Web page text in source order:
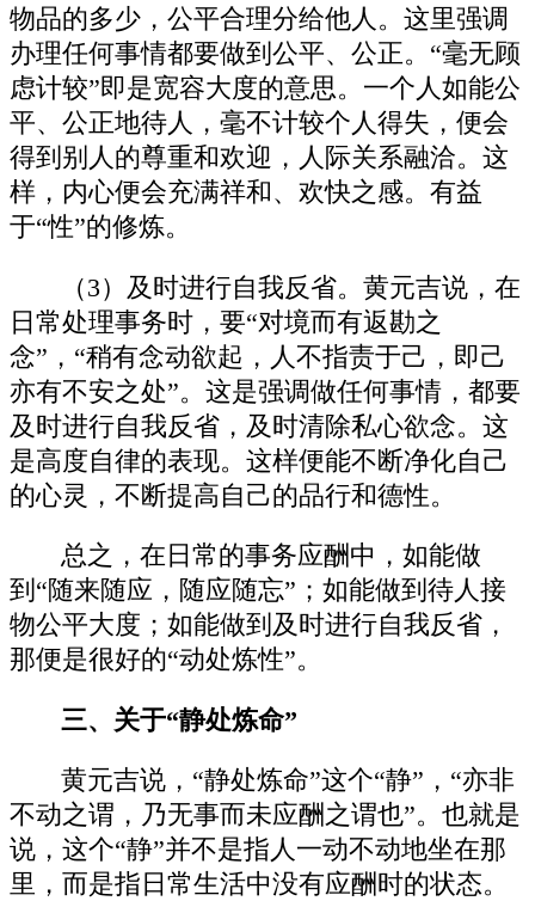
物品的多少，公平合理分给他人。这里强调
办理任何事情都要做到公平、公正。“毫无顾
虑计较”即是宽容大度的意思。一个人如能公
平、公正地待人，毫不计较个人得失，便会
得到别人的尊重和欢迎，人际关系融洽。这
样，内心便会充满祥和、欢快之感。有益
于“性”的修炼。
（3）及时进行自我反省。黄元吉说，在
日常处理事务时，要“对境而有返勘之
念”，“稍有念动欲起，人不指责于己，即己
亦有不安之处”。这是强调做任何事情，都要
及时进行自我反省，及时清除私心欲念。这
是高度自律的表现。这样便能不断净化自己
的心灵，不断提高自己的品行和德性。
总之，在日常的事务应酬中，如能做
到“随来随应，随应随忘”；如能做到待人接
物公平大度；如能做到及时进行自我反省，
那便是很好的“动处炼性”。
三、关于“静处炼命”
黄元吉说，“静处炼命”这个“静”，“亦非
不动之谓，乃无事而未应酬之谓也”。也就是
说，这个“静”并不是指人一动不动地坐在那
里，而是指日常生活中没有应酬时的状态。